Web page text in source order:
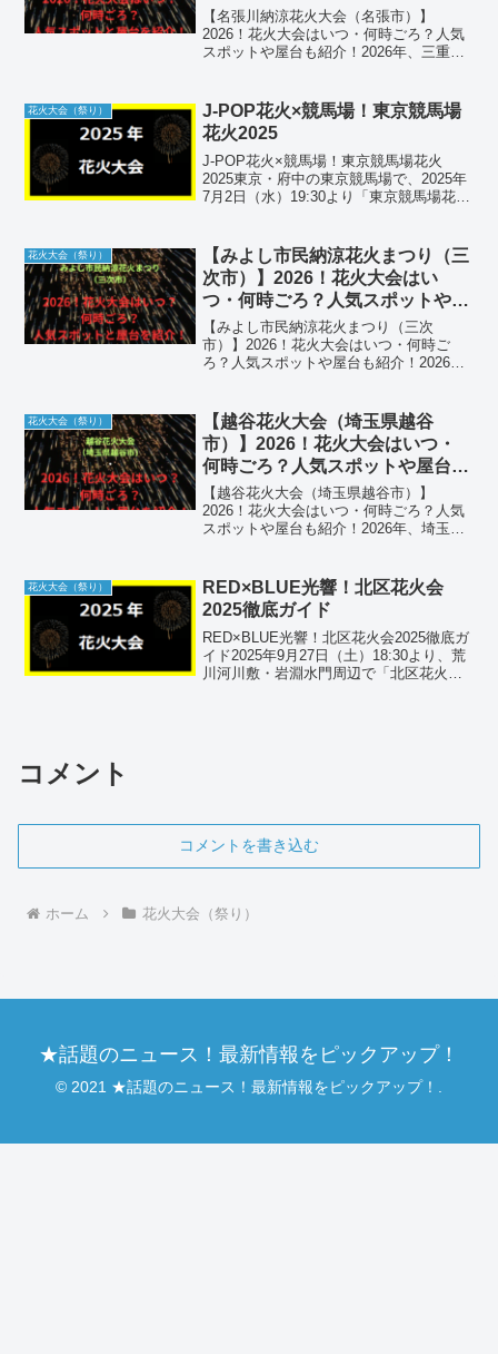
紹介！
【名張川納涼花火大会（名張市）】
2026！花火大会はいつ・何時ごろ？人気
スポットや屋台も紹介！2026年、三重県
す。昭和6年から続くこの大会は、山々に
囲まれた盆地特...
花火大会（祭り）
J-POP花火×競馬場！東京競馬場
花火2025
J-POP花火×競馬場！東京競馬場花火
2025東京・府中の東京競馬場で、2025年
7月2日（水）19:30より「東京競馬場花火
連動した約14,000発の...
花火大会（祭り）
【みよし市民納涼花火まつり（三
次市）】2026！花火大会はい
つ・何時ごろ？人気スポットや屋
台も紹介！
【みよし市民納涼花火まつり（三次
市）】2026！花火大会はいつ・何時ご
ろ？人気スポットや屋台も紹介！2026
次市を流れる三本の川（馬洗川・西城
川・江の川）が合流する「巴...
花火大会（祭り）
【越谷花火大会（埼玉県越谷
市）】2026！花火大会はいつ・
何時ごろ？人気スポットや屋台も
紹介！
【越谷花火大会（埼玉県越谷市）】
2026！花火大会はいつ・何時ごろ？人気
スポットや屋台も紹介！2026年、埼玉県
館東側の葛西用水中土手を舞台に、約
5,000発の花火が打ち...
花火大会（祭り）
RED×BLUE光響！北区花火会
2025徹底ガイド
RED×BLUE光響！北区花火会2025徹底ガ
イド2025年9月27日（土）18:30より、荒
川河川敷・岩淵水門周辺で「北区花火会
コメント
コメントを書き込む
ホーム 花火大会（祭り）
★話題のニュース！最新情報をピックアップ！
© 2021 ★話題のニュース！最新情報をピックアップ！.